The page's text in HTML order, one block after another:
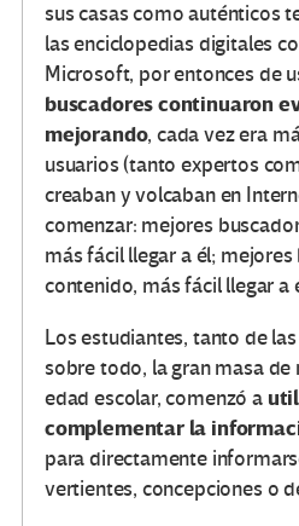
sus casas como auténticos
las enciclopedias digitales
Microsoft, por entonces de
buscadores continuaron
mejorando, cada vez era
usuarios (tanto expertos
creaban y volcaban en
comenzar: mejores
más fácil llegar a él;
contenido, más fácil llegar a
Los estudiantes, tanto de
sobre todo, la gran masa de
edad escolar, comenzó a
complementar la
para directamente
vertientes, concepciones o